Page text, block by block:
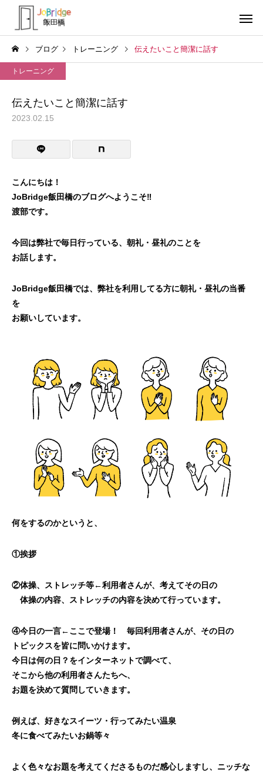
利用者の声
生成AIの書いた文書
ブログ トレーニング 伝えたいこと簡潔に話す
トレーニング
伝えたいこと簡潔に話す
2023.02.15
こんにちは！
JoBridge飯田橋のブログへようこそ‼
渡部です。
今回は弊社で毎日行っている、朝礼・昼礼のことを
お話します。
JoBridge飯田橋では、弊社を利用してる方に朝礼・昼礼の当番
を
お願いしています。
何をするのかというと、
①挨拶
②体操、ストレッチ等←利用者さんが、考えてその日の
体操の内容、ストレッチの内容を決めて行っています。
④今日の一言←ここで登場！ 毎回利用者さんが、その日の
トピックスを皆に問いかけます。
今日は何の日？をインターネットで調べて、
そこから他の利用者さんたちへ、
お題を決めて質問していきます。
例えば、好きなスイーツ・行ってみたい温泉
冬に食べてみたいお鍋等々
よく色々なお題を考えてくださるものだ感心しますし、ニッチな